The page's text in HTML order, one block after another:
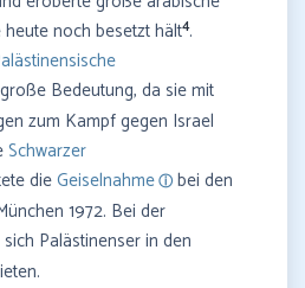
noch besetzt hält4.
große Bedeutung, da sie mit
zum Kampf gegen Israel
Schwarzer
dieGeiselnahme
bei den
1972. Bei der
Palästinenser in den